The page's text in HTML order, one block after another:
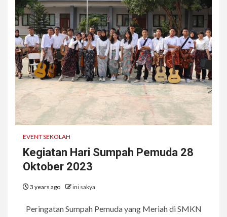
EVENT SEKOLAH
Kegiatan Hari Sumpah Pemuda 28
Oktober 2023
3 years ago ini sakya
Peringatan Sumpah Pemuda yang Meriah di SMKN